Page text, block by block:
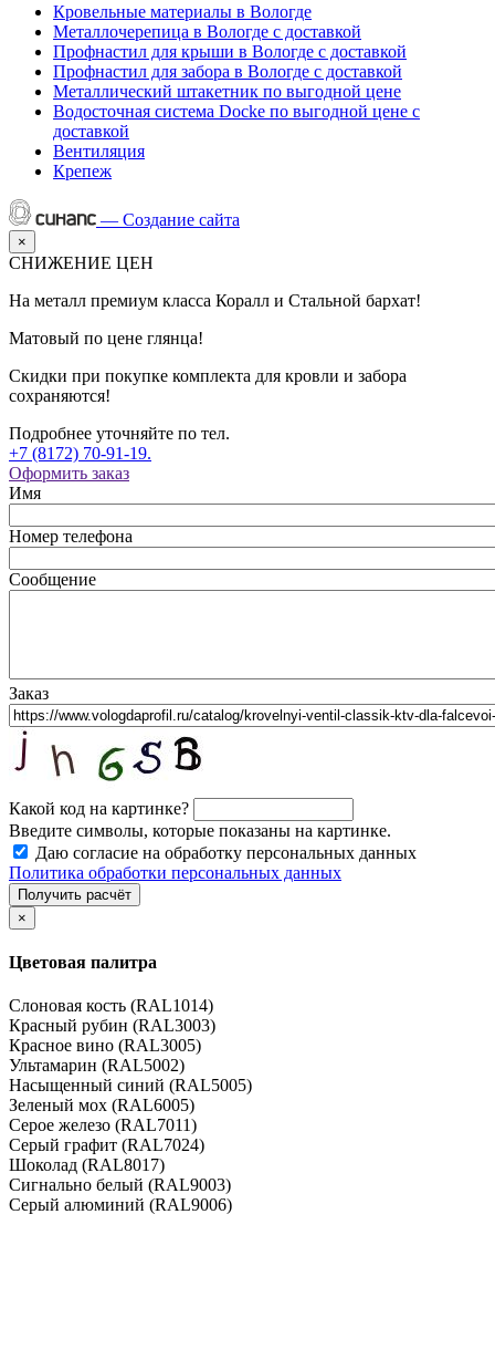
Кровельные материалы в Вологде
Металлочерепица в Вологде с доставкой
Профнастил для крыши в Вологде с доставкой
Профнастил для забора в Вологде с доставкой
Металлический штакетник по выгодной цене
Водосточная система Docke по выгодной цене с
доставкой
Вентиляция
Крепеж
— Создание сайта
×
СНИЖЕНИЕ ЦЕН
На металл премиум класса Коралл и Стальной бархат!
Матовый по цене глянца!
Скидки при покупке комплекта для кровли и забора
сохраняются!
Подробнее уточняйте по тел.
+7 (8172) 70-91-19.
Оформить заказ
Имя
Номер телефона
Сообщение
Заказ
Какой код на картинке?
Введите символы, которые показаны на картинке.
Даю согласие на обработку персональных данных
Политика обработки персональных данных
×
Цветовая палитра
Слоновая кость (RAL1014)
Красный рубин (RAL3003)
Красное вино (RAL3005)
Ультамарин (RAL5002)
Насыщенный синий (RAL5005)
Зеленый мох (RAL6005)
Серое железо (RAL7011)
Серый графит (RAL7024)
Шоколад (RAL8017)
Сигнально белый (RAL9003)
Серый алюминий (RAL9006)